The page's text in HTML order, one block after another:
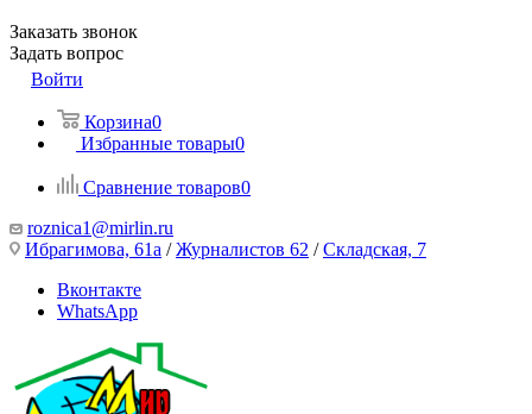
Заказать звонок
Задать вопрос
Войти
Корзина0
Избранные товары0
Сравнение товаров0
roznica1@mirlin.ru
Ибрагимова, 61а /Журналистов 62 /Складская, 7
Вконтакте
WhatsApp